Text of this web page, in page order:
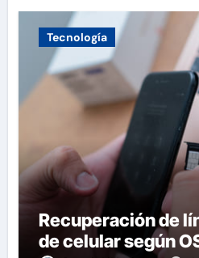
Tecnología
Recuperación de
de celular según